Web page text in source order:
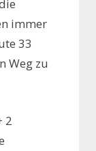
immer
33
Weg zu
2